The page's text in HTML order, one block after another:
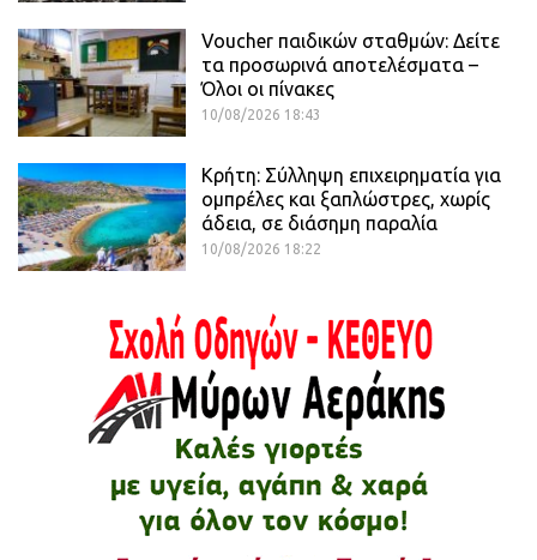
Voucher παιδικών σταθμών: Δείτε
τα προσωρινά αποτελέσματα –
Όλοι οι πίνακες
10/08/2026 18:43
Κρήτη: Σύλληψη επιχειρηματία για
ομπρέλες και ξαπλώστρες, χωρίς
άδεια, σε διάσημη παραλία
10/08/2026 18:22